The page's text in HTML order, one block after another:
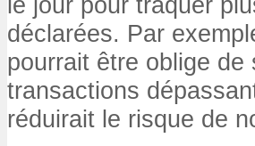
déclarées. Par
pourrait être oblige
transactions
réduirait le risque de